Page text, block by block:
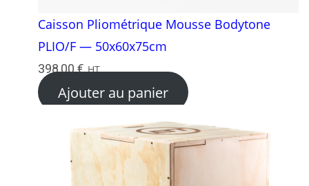
Caisson Pliométrique Mousse Bodytone
PLIO/F — 50x60x75cm
398,00€ HT
Ajouter au panier